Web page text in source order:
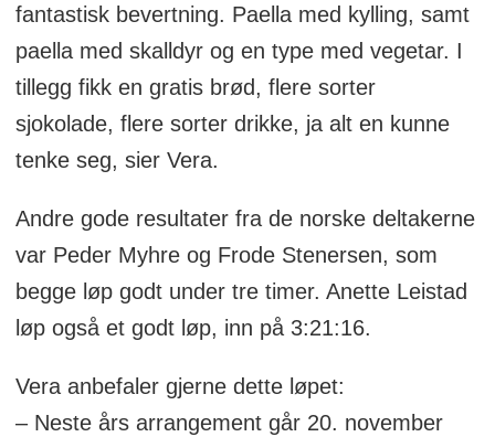
fantastisk bevertning. Paella med kylling, samt
paella med skalldyr og en type med vegetar. I
tillegg fikk en gratis brød, flere sorter
sjokolade, flere sorter drikke, ja alt en kunne
tenke seg, sier Vera.
Andre gode resultater fra de norske deltakerne
var Peder Myhre og Frode Stenersen, som
begge løp godt under tre timer. Anette Leistad
løp også et godt løp, inn på 3:21:16.
Vera anbefaler gjerne dette løpet:
– Neste års arrangement går 20. november